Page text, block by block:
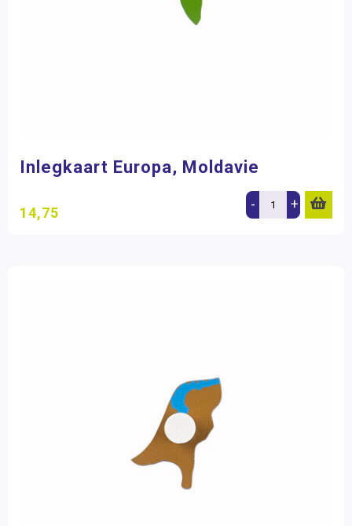
Inlegkaart Europa, Moldavie
14,75 - +